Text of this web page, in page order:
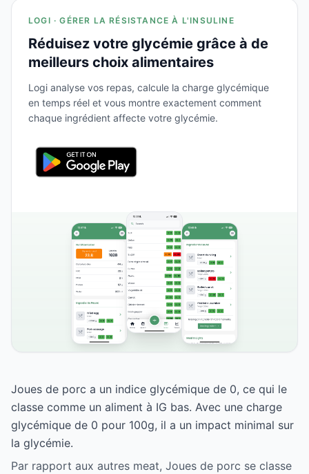
LOGI · GÉRER LA RÉSISTANCE À L'INSULINE
Réduisez votre glycémie grâce à de
meilleurs choix alimentaires
Logi analyse vos repas, calcule la charge glycémique
en temps réel et vous montre exactement comment
chaque ingrédient affecte votre glycémie.
Joues de porc a un indice glycémique de 0, ce qui le
classe comme un aliment à IG bas. Avec une charge
glycémique de 0 pour 100g, il a un impact minimal sur
la glycémie.
Par rapport aux autres meat, Joues de porc se classe